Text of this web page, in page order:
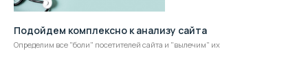
Подойдем комплексно к анализу сайта
Определим все "боли" посетителей сайта и "вылечим" их